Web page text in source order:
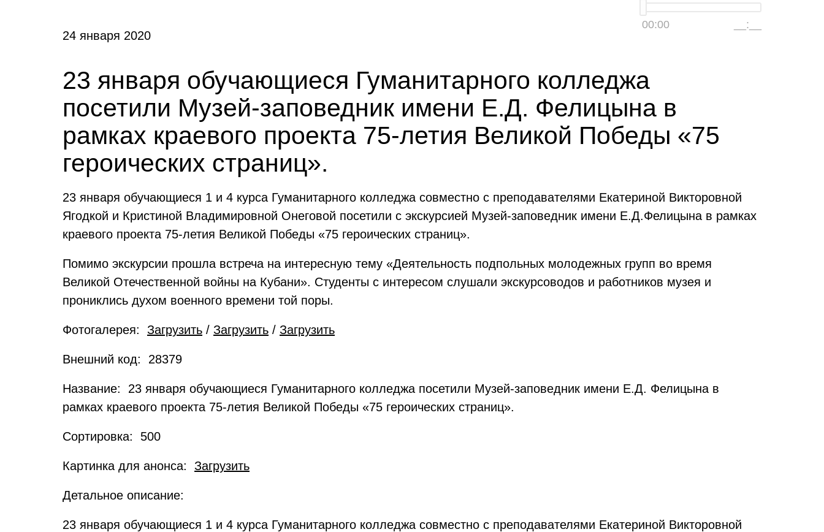
00:00 __:__
24 января 2020
23 января обучающиеся Гуманитарного колледжа
посетили Музей-заповедник имени Е.Д. Фелицына в
рамках краевого проекта 75-летия Великой Победы «75
героических страниц».
23 января обучающиеся 1 и 4 курса Гуманитарного колледжа совместно с преподавателями Екатериной Викторовной
Ягодкой и Кристиной Владимировной Онеговой посетили с экскурсией Музей-заповедник имени Е.Д.Фелицына в рамках
краевого проекта 75-летия Великой Победы «75 героических страниц».
Помимо экскурсии прошла встреча на интересную тему «Деятельность подпольных молодежных групп во время
Великой Отечественной войны на Кубани». Студенты с интересом слушали экскурсоводов и работников музея и
прониклись духом военного времени той поры.
Фотогалерея: Загрузить / Загрузить / Загрузить
Внешний код: 28379
Название: 23 января обучающиеся Гуманитарного колледжа посетили Музей-заповедник имени Е.Д. Фелицына в
рамках краевого проекта 75-летия Великой Победы «75 героических страниц».
Сортировка: 500
Картинка для анонса: Загрузить
Детальное описание:
23 января обучающиеся 1 и 4 курса Гуманитарного колледжа совместно с преподавателями Екатериной Викторовной